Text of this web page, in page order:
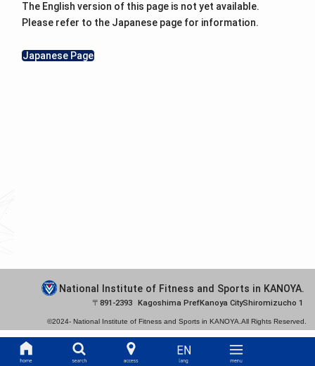
The English version of this page is not yet available.
Please refer to the Japanese page for information.
Japanese Page
National Institute of Fitness and Sports in KANOYA.
891-2393 Kagoshima PrefKanoya CityShiromizucho 1
©2024- National Institute of Fitness and Sports in KANOYA.All Rights Reserved.